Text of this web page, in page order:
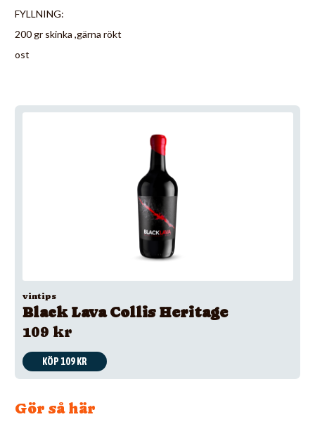
FYLLNING:
200 gr skinka ,gärna rökt
ost
vintips
Black Lava Collis Heritage
109 kr
KÖP 109 KR
Gör så här